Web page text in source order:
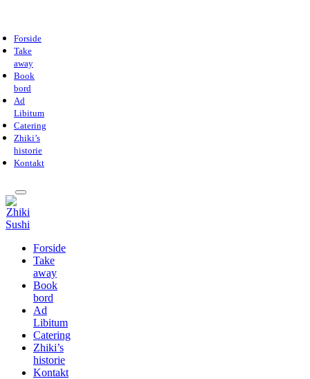
Forside
Take
away
Book
bord
Ad
Libitum
Catering
Zhiki’s
historie
Kontakt
Forside
Take
away
Book
bord
Ad
Libitum
Catering
Zhiki’s
historie
Kontakt